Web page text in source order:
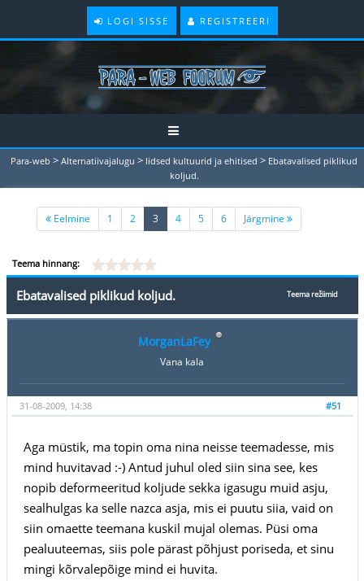
LOGI SISSE REGISTREERI
Para-web > Alternatiivajalugu > Iidsed kultuurid ja ehitised > Ebatavalised piklikud
koljud.
Eelmine 1 2 3 (current)
4 5 6 Järgmine
Teema hinnang:
Teema režiimid
Ebatavalised piklikud koljud.
MorganLaFey
Vana kala
#51
31-08-2009, 14:38
Aga müstik, ma topin oma nina neisse teemadesse, mis
mind huvitavad :-) Antud juhul oled siin sina see, kes
nopib deformeeritud koljude sekka igasugu muid asju,
sealhulgas ka selle nazca asja, mis ei puutu siia, vaid on
siin omaette teemana kuskil mujal olemas. Püsi oma
pealuuteemas, siis pole pärast põhjust poriseda, et sinu
mingi kõrvalepõige mind ei huvita.